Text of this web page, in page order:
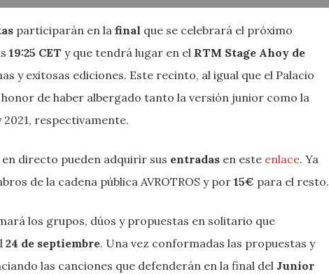
participarán en la final que se celebrará el próximo
19:25 CET y que tendrá lugar en el RTM Stage Ahoy de
y exitosas ediciones. Este recinto, al igual que el Palacio
de haber albergado tanto la versión junior como la
respectivamente.
directo pueden adquirir sus entradas en este enlace. Ya
de la cadena pública AVROTROS y por 15€ para el resto.
los grupos, dúos y propuestas en solitario que
24 de septiembre. Una vez conformadas las propuestas y
las canciones que defenderán en la final del Junior